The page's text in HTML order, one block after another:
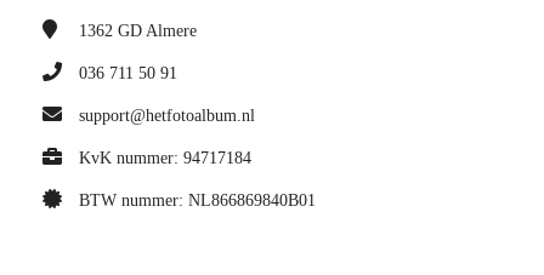
1362 GD Almere
036 711 50 91
support@hetfotoalbum.nl
KvK nummer: 94717184
BTW nummer: NL866869840B01